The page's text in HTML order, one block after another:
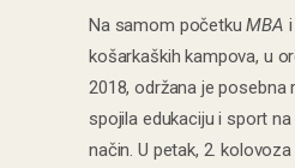
Na samom početkuMBA i
košarkaških kampova, u
2018, održana je posebna
spojila edukaciju i sport
način. U petak, 2.